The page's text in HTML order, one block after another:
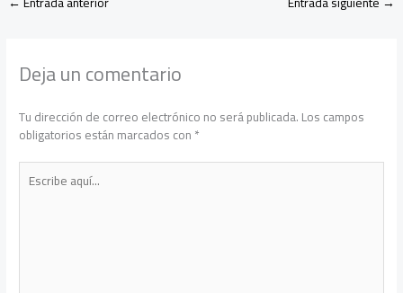
Deja un comentario
Tu dirección de correo electrónico no será publicada.Los campos
obligatorios están marcados con*
Escribe
aquí...